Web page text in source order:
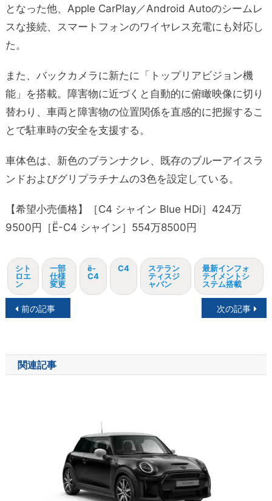
となった他、Apple CarPlay／Android Autoのシームレ
スな接続、スマートフォンのワイヤレス充電にも対応し
た。
また、バックカメラに新たに「トップリアビジョン機
能」を搭載。障害物に近づくと自動的に俯瞰映像に切り
替わり、車両と障害物の位置関係を直感的に把握するこ
とで駐車時の安全を支援する。
車体色は、新色のブランナクレ、既存のブルーアイスラ
ンドおよびグリプラチナムの3色を設定している。
【希望小売価格】［C4 シャイン Blue HDi］424万
9500円［Ë-C4 シャイン］554万8500円
シト
ロエ
ン
一部
仕様
変更
ë-
C4
C4
ステラン
ティスジ
ャパン
最新インフォ
テイメントシ
ステム搭載
投
ナ
ビ
前の記事 次の記事
関連記事